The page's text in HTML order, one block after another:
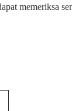
memeriksa